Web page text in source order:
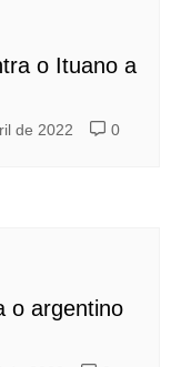
o Ituano a
de 2022 0
o argentino